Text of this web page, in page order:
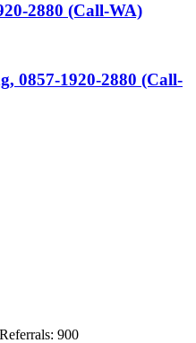
2880 (Call-WA)
0857-1920-2880 (Call-
900